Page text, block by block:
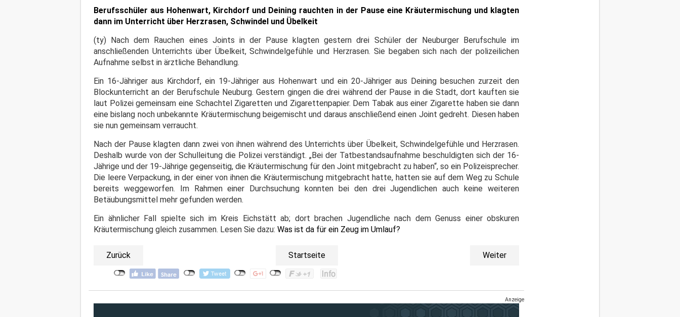
Berufsschüler aus Hohenwart, Kirchdorf und Deining rauchten in der Pause eine Kräutermischung und klagten
dann im Unterricht über Herzrasen, Schwindel und Übelkeit
(ty) Nach dem Rauchen eines Joints in der Pause klagten gestern drei Schüler der Neuburger Berufschule im
anschließenden Unterrichts über Übelkeit, Schwindelgefühle und Herzrasen. Sie begaben sich nach der polizeilichen
Aufnahme selbst in ärztliche Behandlung.
Ein 16-Jähriger aus Kirchdorf, ein 19-Jähriger aus Hohenwart und ein 20-Jähriger aus Deining besuchen zurzeit den
Blockunterricht an der Berufschule Neuburg. Gestern gingen die drei während der Pause in die Stadt, dort kauften sie
laut Polizei gemeinsam eine Schachtel Zigaretten und Zigarettenpapier. Dem Tabak aus einer Zigarette haben sie dann
eine bislang noch unbekannte Kräutermischung beigemischt und daraus anschließend einen Joint gedreht. Diesen haben
sie nun gemeinsam verraucht.
Nach der Pause klagten dann zwei von ihnen während des Unterrichts über Übelkeit, Schwindelgefühle und Herzrasen.
Deshalb wurde von der Schulleitung die Polizei verständigt. „Bei der Tatbestandsaufnahme beschuldigten sich der 16-
Jährige und der 19-Jährige gegenseitig, die Kräutermischung für den Joint mitgebracht zu haben“, so ein Polizeisprecher.
Die leere Verpackung, in der einer von ihnen die Kräutermischung mitgebracht hatte, hatten sie auf dem Weg zu Schule
bereits weggeworfen. Im Rahmen einer Durchsuchung konnten bei den drei Jugendlichen auch keine weiteren
Betäubungsmittel mehr gefunden werden.
Ein ähnlicher Fall spielte sich im Kreis Eichstätt ab; dort brachen Jugendliche nach dem Genuss einer obskuren
Kräutermischung gleich zusammen. Lesen Sie dazu: Was ist da für ein Zeug im Umlauf?
Zurück Startseite Weiter
Anzeige